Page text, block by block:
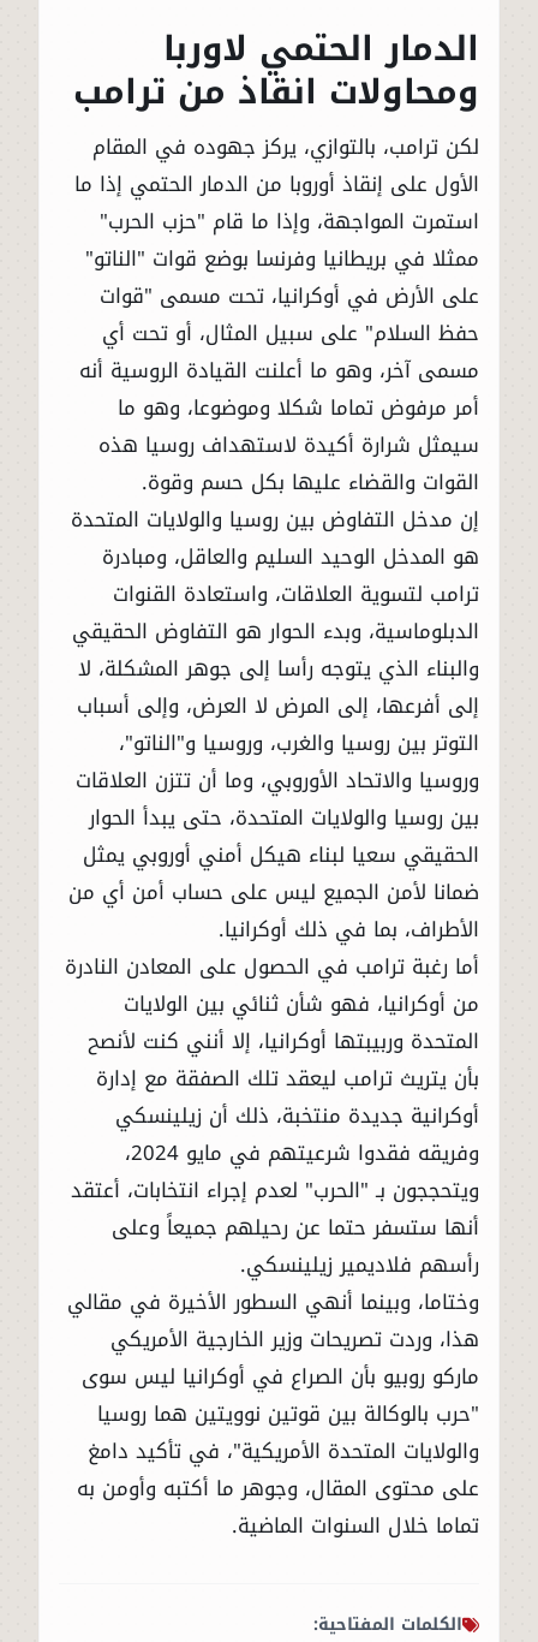
الدمار الحتمي لاوربا
ومحاولات انقاذ من ترامب
لكن ترامب، بالتوازي، يركز جهوده في المقام
الأول على إنقاذ أوروبا من الدمار الحتمي إذا ما
استمرت المواجهة، وإذا ما قام "حزب الحرب"
ممثلا في بريطانيا وفرنسا بوضع قوات "الناتو"
على الأرض في أوكرانيا، تحت مسمى "قوات
حفظ السلام" على سبيل المثال، أو تحت أي
مسمى آخر، وهو ما أعلنت القيادة الروسية أنه
أمر مرفوض تماما شكلا وموضوعا، وهو ما
سيمثل شرارة أكيدة لاستهداف روسيا هذه
القوات والقضاء عليها بكل حسم وقوة.
إن مدخل التفاوض بين روسيا والولايات المتحدة
هو المدخل الوحيد السليم والعاقل، ومبادرة
ترامب لتسوية العلاقات، واستعادة القنوات
الدبلوماسية، وبدء الحوار هو التفاوض الحقيقي
والبناء الذي يتوجه رأسا إلى جوهر المشكلة، لا
إلى أفرعها، إلى المرض لا العرض، وإلى أسباب
التوتر بين روسيا والغرب، وروسيا و"الناتو"،
وروسيا والاتحاد الأوروبي، وما أن تتزن العلاقات
بين روسيا والولايات المتحدة، حتى يبدأ الحوار
الحقيقي سعيا لبناء هيكل أمني أوروبي يمثل
ضمانا لأمن الجميع ليس على حساب أمن أي من
الأطراف، بما في ذلك أوكرانيا.
أما رغبة ترامب في الحصول على المعادن النادرة
من أوكرانيا، فهو شأن ثنائي بين الولايات
المتحدة وربيبتها أوكرانيا، إلا أنني كنت لأنصح
بأن يتريث ترامب ليعقد تلك الصفقة مع إدارة
أوكرانية جديدة منتخبة، ذلك أن زيلينسكي
وفريقه فقدوا شرعيتهم في مايو 2024،
ويتحججون بـ "الحرب" لعدم إجراء انتخابات، أعتقد
أنها ستسفر حتما عن رحيلهم جميعاً وعلى
رأسهم فلاديمير زيلينسكي.
وختاما، وبينما أنهي السطور الأخيرة في مقالي
هذا، وردت تصريحات وزير الخارجية الأمريكي
ماركو روبيو بأن الصراع في أوكرانيا ليس سوى
"حرب بالوكالة بين قوتين نوويتين هما روسيا
والولايات المتحدة الأمريكية"، في تأكيد دامغ
على محتوى المقال، وجوهر ما أكتبه وأومن به
تماما خلال السنوات الماضية.
الكلمات المفتاحية: